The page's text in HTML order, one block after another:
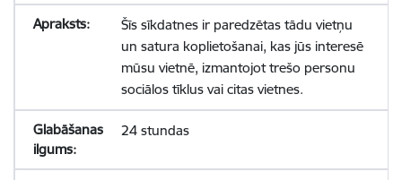
Šīs sīkdatnes ir paredzētas tādu vietņu
un satura koplietošanai, kas jūs interesē
mūsu vietnē, izmantojot trešo personu
sociālos tīklus vai citas vietnes.
24 stundas